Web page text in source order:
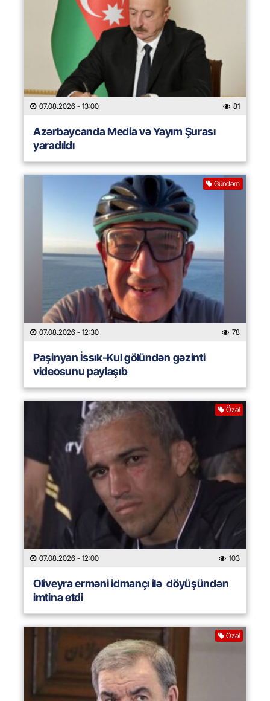
07.08.2026 - 13:00 81
Azərbaycanda Media və Yayım Şurası
yaradıldı
Gündəm
07.08.2026 - 12:30 78
Paşinyan İssık-Kul gölündən gəzinti
videosunu paylaşıb
Özəl
07.08.2026 - 12:00 103
Oliveyra erməni idmançı ilə döyüşündən
imtina etdi
Özəl